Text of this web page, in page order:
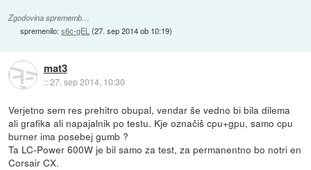
Zgodovina sprememb…
spremenilo:s6c-gEL (27. sep 2014 ob 10:19)
mat3
::27. sep 2014, 10:30
Verjetno sem res prehitro obupal, vendar še vedno bi bila dilema
ali grafika ali napajalnik po testu. Kje označiš cpu+gpu, samo cpu
burner ima posebej gumb ?
Ta LC-Power 600W je bil samo za test, za permanentno bo notri en
Corsair CX.